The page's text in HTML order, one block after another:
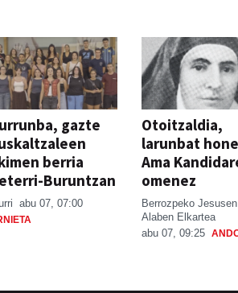
gazte
berria
Buruntzan
abu 07, 07:00
Otoitzaldia,
larunbat
Ama
omenez
Berrozpeko Jesusen
Alaben Elkartea
abu 07, 09:25